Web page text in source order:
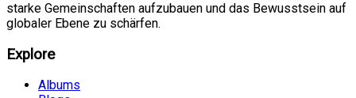
starke Gemeinschaften aufzubauen und das Bewusstsein auf
globaler Ebene zu schärfen.
Explore
Albums